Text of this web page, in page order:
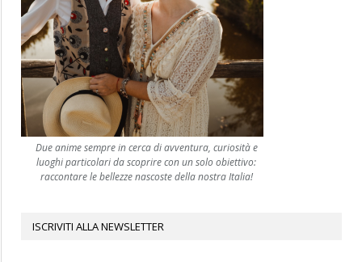
Due anime sempre in cerca di avventura, curiosità e
luoghi particolari da scoprire con un solo obiettivo:
raccontare le bellezze nascoste della nostra Italia!
ISCRIVITI ALLA NEWSLETTER